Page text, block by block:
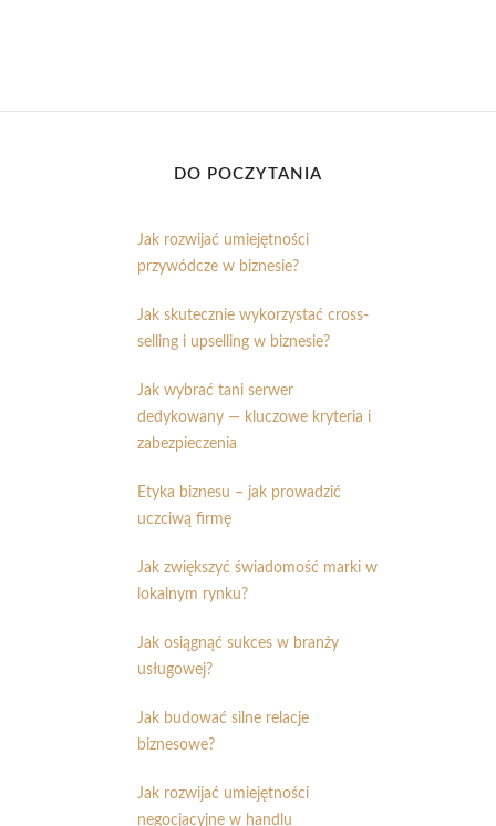
DO POCZYTANIA
Jak rozwijać umiejętności
przywódcze w biznesie?
Jak skutecznie wykorzystać cross-
selling i upselling w biznesie?
Jak wybrać tani serwer
dedykowany — kluczowe kryteria i
zabezpieczenia
Etyka biznesu – jak prowadzić
uczciwą firmę
Jak zwiększyć świadomość marki w
lokalnym rynku?
Jak osiągnąć sukces w branży
usługowej?
Jak budować silne relacje
biznesowe?
Jak rozwijać umiejętności
negocjacyjne w handlu